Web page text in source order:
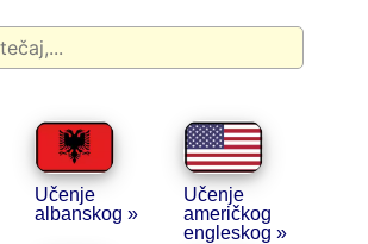
Učenje
albanskog »
Učenje
američkog
engleskog »